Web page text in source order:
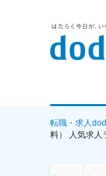
詳細条件
転職・求人
料）
人気求人